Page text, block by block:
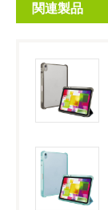
関連製品